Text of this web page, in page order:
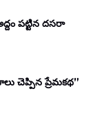
పట్టిన దసరా
చెప్పిన ప్రేమకథ”